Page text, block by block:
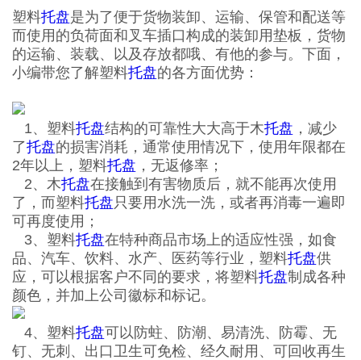
塑料托盘是为了便于货物装卸、运输、保管和配送等
而使用的负荷面和叉车插口构成的装卸用垫板，货物
的运输、装载、以及存放都哦、有他的参与。下面，
小编带您了解塑料托盘的各方面优势：
1、塑料托盘结构的可靠性大大高于木托盘 ，减少
了托盘的损害消耗，通常使用情况下，使用年限都在
2年以上，塑料托盘 ，无返修率；
2、木托盘在接触到有害物质后，就不能再次使用
了，而塑料托盘只要用水洗一洗，或者再消毒一遍即
可再度使用；
3、塑料托盘在特种商品市场上的适应性强，如食
品、汽车、饮料、水产、医药等行业，塑料托盘供
应，可以根据客户不同的要求，将塑料托盘制成各种
颜色，并加上公司徽标和标记。
4、塑料托盘可以防蛀、防潮、易清洗、防霉、无
钉、无刺、出口卫生可免检、经久耐用、可回收再生